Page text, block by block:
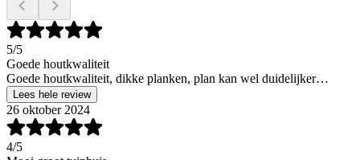
5/5
Goede houtkwaliteit
Goede houtkwaliteit, dikke planken, plan kan wel duidelijker…
Lees hele review
26 oktober 2024
4/5